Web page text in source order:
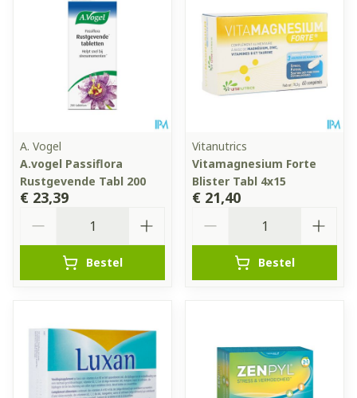
A. Vogel
A.vogel Passiflora
Rustgevende Tabl 200
€ 23,39
Bestel
Vitanutrics
Vitamagnesium Forte
Blister Tabl 4x15
€ 21,40
Bestel